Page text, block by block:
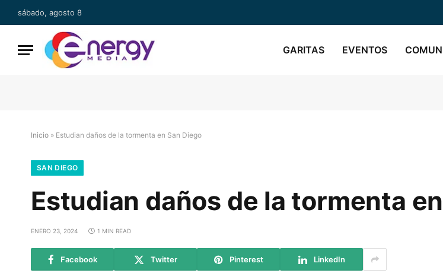
sábado, agosto 8
GARITAS EVENTOS
Inicio » Estudian daños de la tormenta en San Diego
SAN DIEGO
Estudian daños de la tormenta
ENERO 23, 2024 1 MIN READ
Facebook Twitter Pinterest LinkedIn